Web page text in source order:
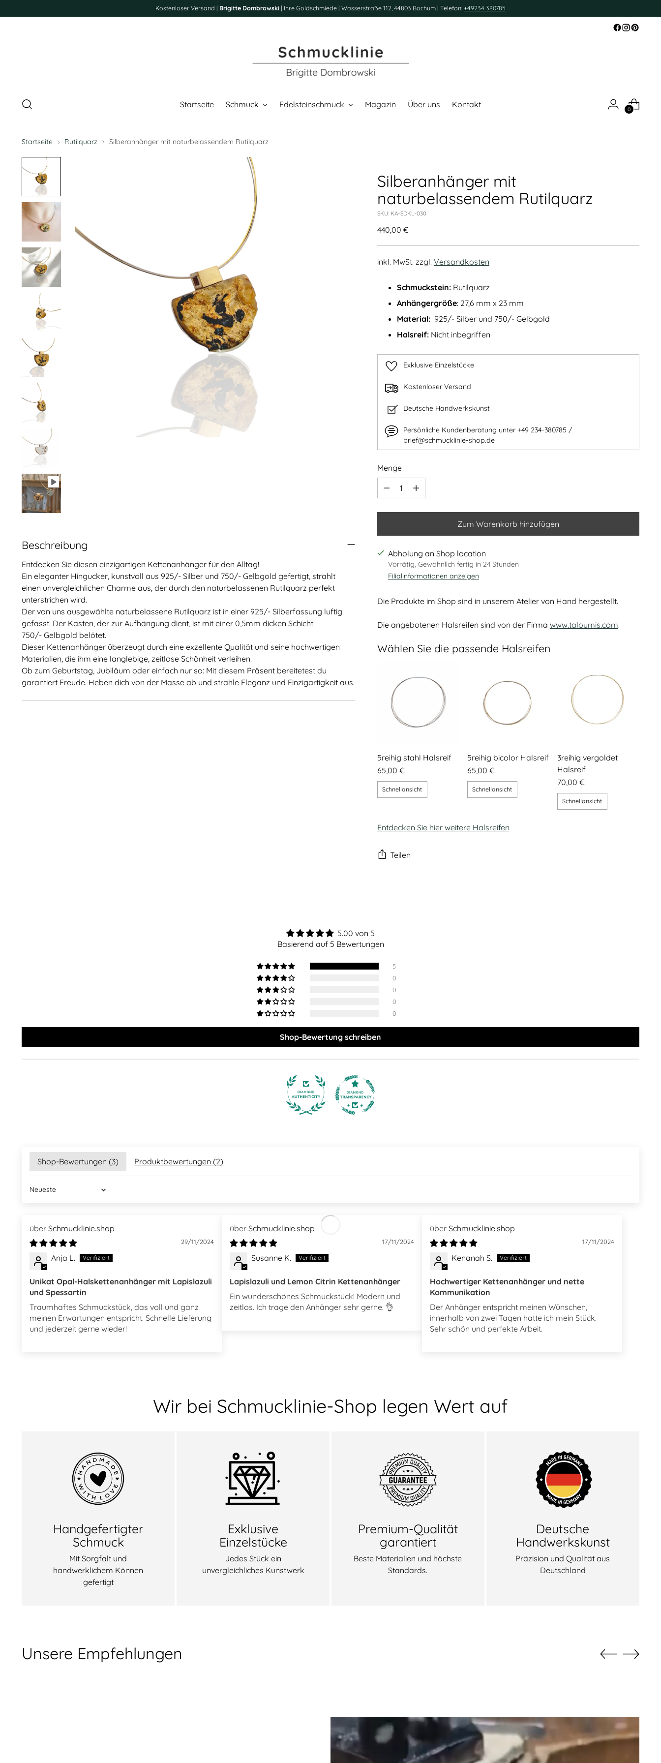
Kostenloser Versand | Brigitte Dombrowski | Ihre Goldschmiede | Wasserstraße 112, 44803 Bochum | Telefon: +49234 380785
Startseite Schmuck Edelsteinschmuck Magazin Über uns Kontakt 0
Startseite Rutilquarz Silberanhänger mit naturbelassendem Rutilquarz
Beschreibung
Entdecken Sie diesen einzigartigen Kettenanhänger für den Alltag!
Ein eleganter Hingucker, kunstvoll aus 925/- Silber und 750/- Gelbgold gefertigt, strahlt
einen unvergleichlichen Charme aus, der durch den naturbelassenen Rutilquarz perfekt
unterstrichen wird.
Der von uns ausgewählte naturbelassene Rutilquarz ist in einer 925/- Silberfassung luftig
gefasst. Der Kasten, der zur Aufhängung dient, ist mit einer 0,5mm dicken Schicht
750/- Gelbgold belötet.
Dieser Kettenanhänger überzeugt durch eine exzellente Qualität und seine hochwertigen
Materialien, die ihm eine langlebige, zeitlose Schönheit verleihen.
Ob zum Geburtstag, Jubiläum oder einfach nur so: Mit diesem Präsent bereitetest du
garantiert Freude. Heben dich von der Masse ab und strahle Eleganz und Einzigartigkeit aus.
Silberanhänger mit
naturbelassendem Rutilquarz
SKU: KA-SDKL-030
Regulärer
440,00 €
inkl. MwSt. zzgl. Versandkosten
Schmuckstein: Rutilquarz
Anhängergröße: 27,6 mm x 23 mm
Material:925/- Silber und 750/- Gelbgold
Halsreif:Nicht inbegriffen
Exklusive Einzelstücke
Kostenloser Versand
Deutsche Handwerkskunst
Persönliche Kundenberatung unter +49 234-380785 /
brief@schmucklinie-shop.de
Menge
Menge
Zum Warenkorb hinzufügen
Abholung an Shop location
Vorrätig, Gewöhnlich fertig in 24 Stunden
Filialinformationen anzeigen
Die Produkte im Shop sind in unserem Atelier von Hand hergestellt.
Die angebotenen Halsreifen sind von der Firma www.taloumis.com.
Wählen Sie die passende Halsreifen
5reihig stahl Halsreif
65,00 €
Schnellansicht
5reihig bicolor Halsreif
65,00 €
Schnellansicht
3reihig vergoldet
Halsreif
70,00 €
Schnellansicht
Entdecken Sie hier weitere Halsreifen
Teilen
5.00 von 5
Basierend auf 5 Bewertungen
5
0
0
0
0
Shop-Bewertung schreiben
Shop-Bewertungen (3) Produktbewertungen (2)
Sort by
Schmucklinie.shop
29/11/2024
Anja L.
Unikat Opal-Halskettenanhänger mit Lapislazuli
und Spessartin
Traumhaftes Schmuckstück, das voll und ganz
meinen Erwartungen entspricht. Schnelle Lieferung
und jederzeit gerne wieder!
Schmucklinie.shop
17/11/2024
Susanne K.
Lapislazuli und Lemon Citrin Kettenanhänger
Ein wunderschönes Schmuckstück! Modern und
zeitlos. Ich trage den Anhänger sehr gerne. 👌
Schmucklinie.shop
17/11/2024
Kenanah S.
Hochwertiger Kettenanhänger und nette
Kommunikation
Der Anhänger entspricht meinen Wünschen,
innerhalb von zwei Tagen hatte ich mein Stück.
Sehr schön und perfekte Arbeit.
Wir bei Schmucklinie-Shop legen Wert auf
Handgefertigter
Schmuck
Mit Sorgfalt und
handwerklichem Können
gefertigt
Exklusive
Einzelstücke
Jedes Stück ein
unvergleichliches Kunstwerk
Premium-Qualität
garantiert
Beste Materialien und höchste
Standards.
Deutsche
Handwerkskunst
Präzision und Qualität aus
Deutschland
Unsere Empfehlungen